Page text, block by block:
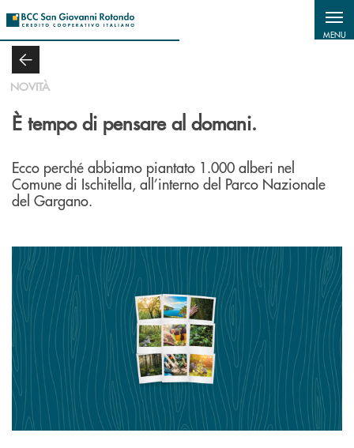
MENU
NOVITÀ
È tempo di pensare al domani.
Ecco perché abbiamo piantato 1.000 alberi nel
Comune di Ischitella, all’interno del Parco Nazionale
del Gargano.